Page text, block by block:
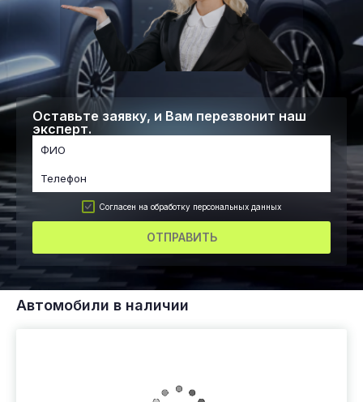
Оставьте заявку, и Вам перезвонит наш
эксперт.
Согласен на обработку персональных данных
ОТПРАВИТЬ
Автомобили в наличии